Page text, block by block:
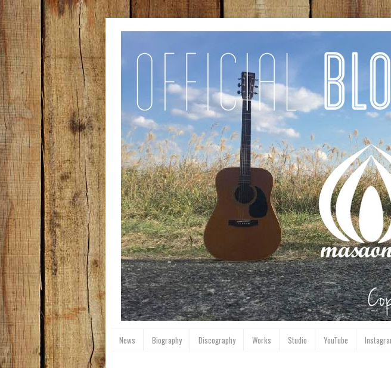
News Biography Discography Works Studio YouTube